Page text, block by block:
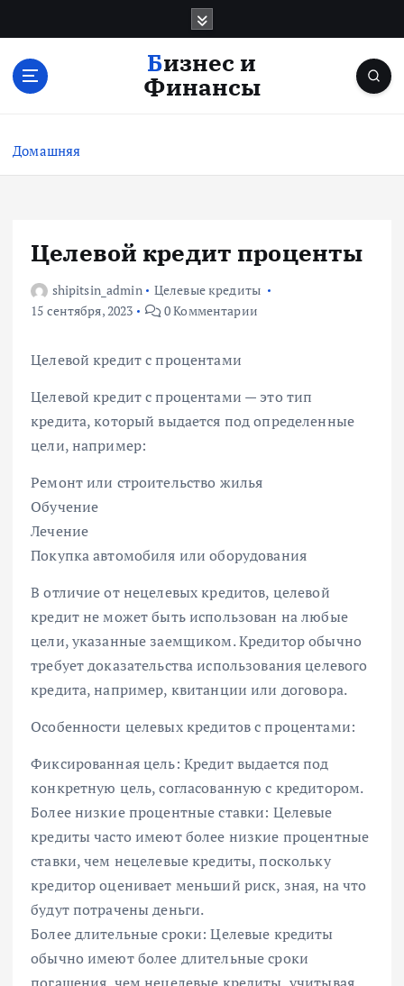
с
Бизнес и
Финансы
Домашняя
Целевой кредит проценты
shipitsin_admin
Целевые кредиты
15 сентября, 2023
0 Комментарии
Целевой кредит с процентами
Целевой кредит с процентами — это тип
кредита, который выдается под определенные
цели, например:
Ремонт или строительство жилья
Обучение
Лечение
Покупка автомобиля или оборудования
В отличие от нецелевых кредитов, целевой
кредит не может быть использован на любые
цели, указанные заемщиком. Кредитор обычно
требует доказательства использования целевого
кредита, например, квитанции или договора.
Особенности целевых кредитов с процентами:
Фиксированная цель: Кредит выдается под
конкретную цель, согласованную с кредитором.
Более низкие процентные ставки: Целевые
кредиты часто имеют более низкие процентные
ставки, чем нецелевые кредиты, поскольку
кредитор оценивает меньший риск, зная, на что
будут потрачены деньги.
Более длительные сроки: Целевые кредиты
обычно имеют более длительные сроки